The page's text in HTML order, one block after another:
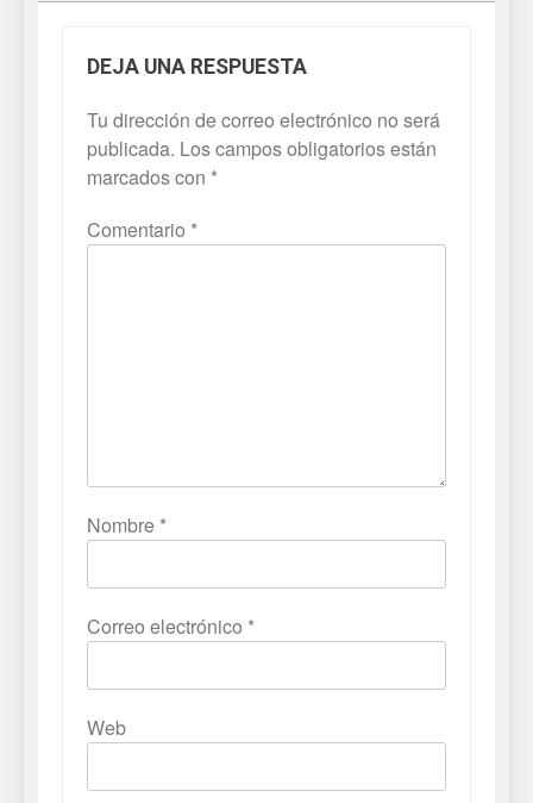
DEJA UNA RESPUESTA
Tu dirección de correo electrónico no será
publicada. Los campos obligatorios están
marcados con *
Comentario *
Nombre *
Correo electrónico *
Web